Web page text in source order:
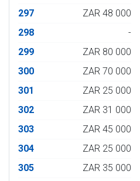
297
ZAR 48 000
298
-
299
ZAR 80 000
300
ZAR 70 000
301
ZAR 25 000
302
ZAR 31 000
303
ZAR 45 000
304
ZAR 25 000
305
ZAR 35 000